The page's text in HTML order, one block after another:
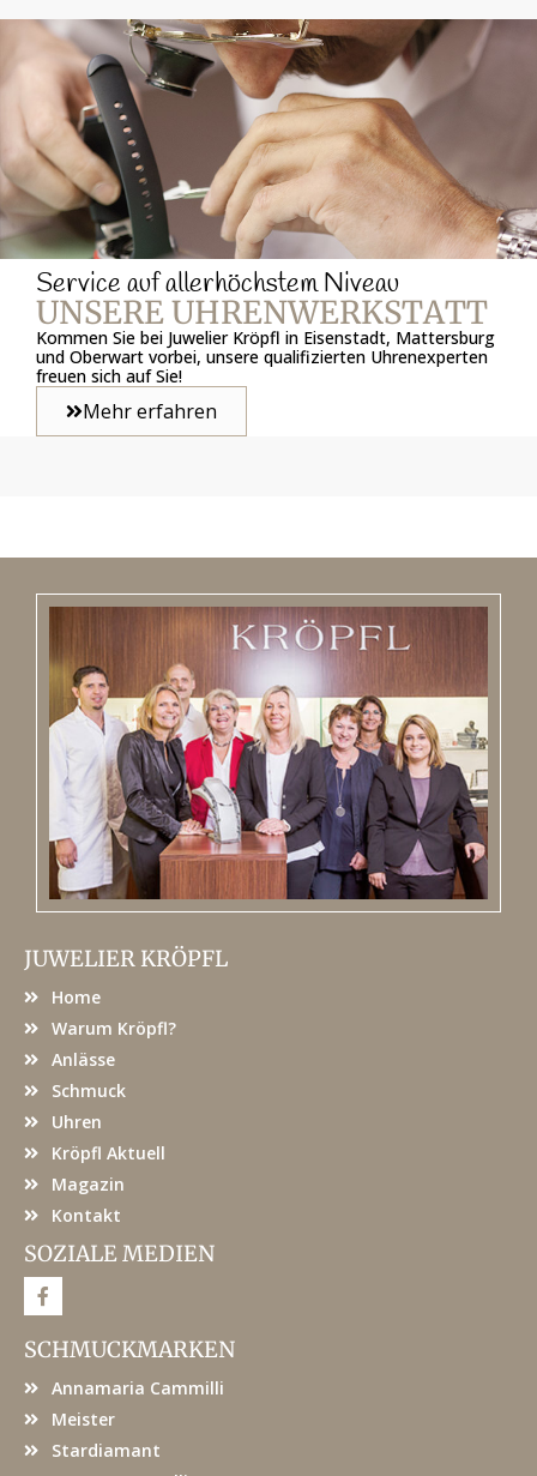
Service auf allerhöchstem Niveau
UNSERE UHRENWERKSTATT
Kommen Sie bei Juwelier Kröpfl in Eisenstadt, Mattersburg
und Oberwart vorbei, unsere qualifizierten Uhrenexperten
freuen sich auf Sie!
Mehr erfahren
JUWELIER KRÖPFL
Home
Warum Kröpfl?
Anlässe
Schmuck
Uhren
Kröpfl Aktuell
Magazin
Kontakt
SOZIALE MEDIEN
F
a
e
b
o
SCHMUCKMARKEN
Annamaria Cammilli
Meister
Stardiamant